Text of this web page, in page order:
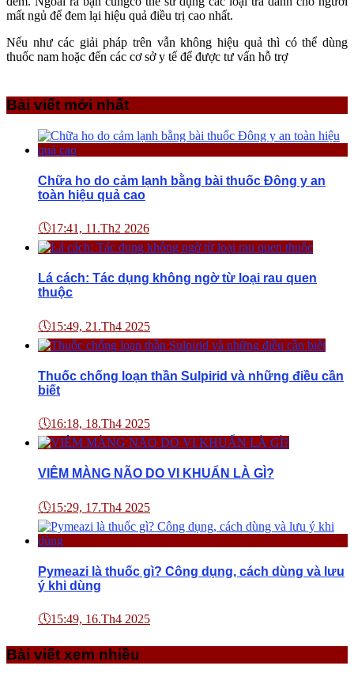
mất ngủ để đem lại hiệu quả điều trị cao nhất.
Nếu như các giải pháp trên vẫn không hiệu quả thì có thể dùng
thuốc nam hoặc đến các cơ sở y tế để được tư vấn hỗ trợ
Bài viết mới nhất
Chữa ho do cảm lạnh bằng bài thuốc Đông y an
toàn hiệu quả cao
🕔17:41, 11.Th2 2026
Lá cách: Tác dụng không ngờ từ loại rau quen
thuộc
🕔15:49, 21.Th4 2025
Thuốc chống loạn thần Sulpirid và những điều cần
biết
🕔16:18, 18.Th4 2025
VIÊM MÀNG NÃO DO VI KHUẨN LÀ GÌ?
🕔15:29, 17.Th4 2025
Pymeazi là thuốc gì? Công dụng, cách dùng và lưu
ý khi dùng
🕔15:49, 16.Th4 2025
Bài viết xem nhiều